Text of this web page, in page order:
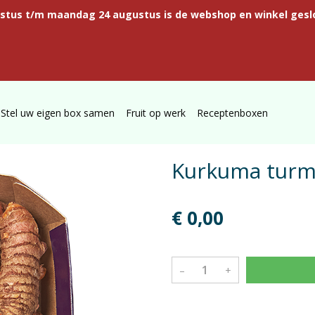
t/m maandag 24 augustus is de webshop en winkel
Stel uw eigen box samen Fruit op werk Receptenboxen
Kurkuma
€ 0,00
– +